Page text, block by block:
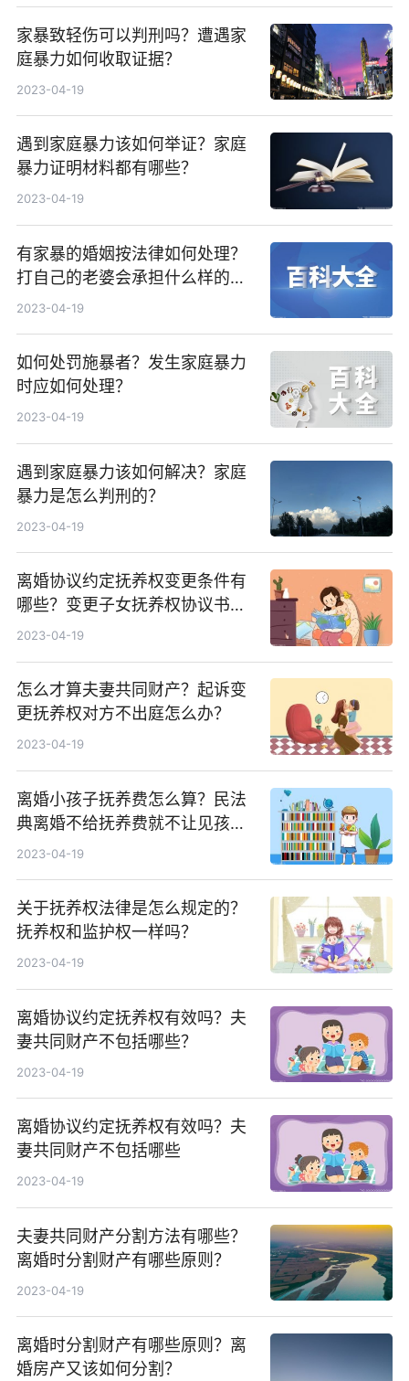
家暴致轻伤可以判刑吗？遭遇家
庭暴力如何收取证据？
2023-04-19
遇到家庭暴力该如何举证？家庭
暴力证明材料都有哪些？
2023-04-19
有家暴的婚姻按法律如何处理？
打自己的老婆会承担什么样的法
律责任？
2023-04-19
如何处罚施暴者？发生家庭暴力
时应如何处理？
2023-04-19
遇到家庭暴力该如何解决？家庭
暴力是怎么判刑的？
2023-04-19
离婚协议约定抚养权变更条件有
哪些？变更子女抚养权协议书怎
么写？
2023-04-19
怎么才算夫妻共同财产？起诉变
更抚养权对方不出庭怎么办？
2023-04-19
离婚小孩子抚养费怎么算？民法
典离婚不给抚养费就不让见孩子
可以吗？
2023-04-19
关于抚养权法律是怎么规定的？
抚养权和监护权一样吗？
2023-04-19
离婚协议约定抚养权有效吗？夫
妻共同财产不包括哪些？
2023-04-19
离婚协议约定抚养权有效吗？夫
妻共同财产不包括哪些
2023-04-19
夫妻共同财产分割方法有哪些？
离婚时分割财产有哪些原则？
2023-04-19
离婚时分割财产有哪些原则？离
婚房产又该如何分割？